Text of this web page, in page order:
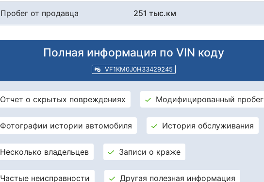
Пробег от продавца 251 тыс.км
Полная информация по VIN коду
VF1KM0J0H33429245
Отчет о скрытых повреждениях Модифицированный пробег
Фотографии истории автомобиля История обслуживания
Несколько владельцев Записи о краже
Частые неисправности Другая полезная информация